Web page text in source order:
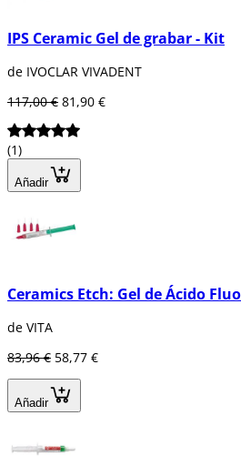
IPS Ceramic Gel de grabar - Kit
de IVOCLAR VIVADENT
117,00 € 81,90 €
(1)
Añadir
Ceramics Etch: Gel de Ácido
de VITA
83,96 € 58,77 €
Añadir